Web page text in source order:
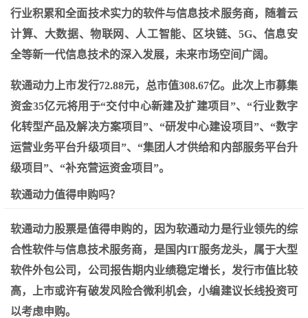
行业积累和全面技术实力的软件与信息技术服务商，随着云
计算、大数据、物联网、人工智能、区块链、5G、信息安
全等新一代信息技术的深入发展，未来市场空间广阔。
软通动力上市发行72.88元，总市值308.67亿。此次上市募集
资金35亿元将用于“交付中心新建及扩建项目”、“行业数字
化转型产品及解决方案项目”、“研发中心建设项目”、“数字
运营业务平台升级项目”、“集团人才供给和内部服务平台升
级项目”、“补充营运资金项目”。
软通动力值得申购吗？
软通动力股票是值得申购的，因为软通动力是行业领先的综
合性软件与信息技术服务商，是国内IT服务龙头，属于大型
软件外包公司，公司报告期内业绩稳定增长，发行市值比较
高，上市或许有破发风险合微利机会，小编建议长线投资可
以考虑申购。